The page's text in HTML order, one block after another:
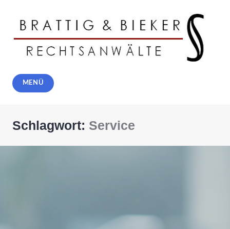
springen
Rechtsanwälte Brattig und Bieker,
Solingen
MENÜ
Schlagwort: Service